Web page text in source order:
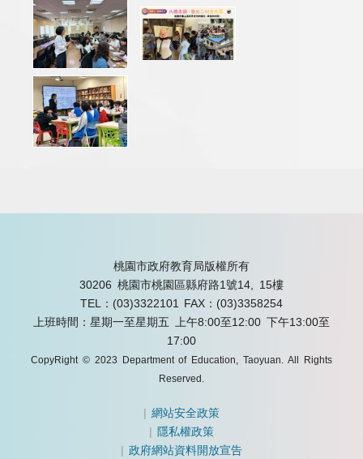
桃園市政府教育局版權所有
30206 桃園市桃園區縣府路1號14, 15樓
TEL：(03)3322101
FAX：(03)3358254
上班時間：星期一至星期五 上午8:00至12:00 下午13:00至
17:00
CopyRight © 2023 Department of Education, Taoyuan. All Rights
Reserved.
|網站安全政策
| 隱私權政策
|政府網站資料開放宣告